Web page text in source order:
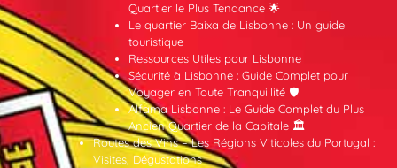
Quartier le Plus Tendance 🌟
Le quartier Baixa de Lisbonne : Un guide
touristique
Ressources Utiles pour Lisbonne
Sécurité à Lisbonne : Guide Complet pour
Voyager en Toute Tranquillité 🛡️
Alfama Lisbonne : Le Guide Complet du Plus
Ancien Quartier de la Capitale 🏛️
Routes des Vins – Les Régions Viticoles du Portugal :
Visites, Dégustations